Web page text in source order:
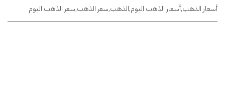
أسعار الذهب,أسعار الذهب اليوم,الذهب,سعر الذهب,سعر الذهب اليوم